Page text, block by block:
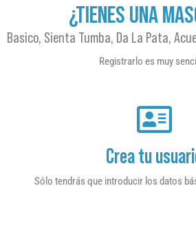
¿TIENES UNA
Basico, Sienta Tumba, Da La Pata,
Registrarlo es muy
Crea tu
Sólo tendrás que introducir los datos